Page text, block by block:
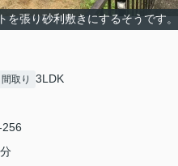
を張り砂利敷きにするそうです。
間取り 3LDK